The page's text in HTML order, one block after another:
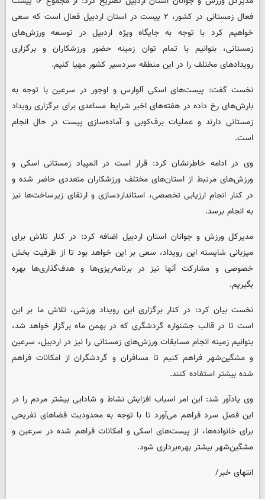
فعال زمستانی در کشور، ۲ پیست در استان اردبیل فعال است که سعی
خواهیم کرد با توجه به جایگاه ویژه اردبیل در توسعه ورزش‌های
زمستانی، بتوانیم با تمام توان زمینه حضور ورزشکاران و برگزاری
رویدادهای مختلف را در این منطقه سردسیر کشور مهیا کنیم.
نخست گفت: پیست‌های اسکی آلوارس و اوجور در سرعین با توجه به
بارش‌های رخ داده در هفته‌های اخیر شرایط مساعدی برای برگزاری رویداد
زمستانی دارند و عملیات برف‌کوبی و آماده‌سازی پیست در حال انجام
است.
وی در ادامه خاطرنشان کرد: قرار است در المپیاد زمستانی اسکی و
ورزش‌های مرتبط از استان‌های مختلف ورزشکاران متعددی حاضر شده و
در کنار انجام ارزیابی تخصصی، استانداردسازی و ارتقای زیرساخت‌ها نیز
به انجام برسد.
مدیرکل ورزش و جوانان استان اردبیل اضافه کرد: در کنار تلاش برای
میزبانی شایسته این رویداد، سعی بر این خواهد بود تا از ظرفیت بخش
خصوصی و مشارکت آنها نیز در برنامه‌ریزی‌ها و هدف‌گذاری‌ها بهره
بگیریم.
نخست بیان کرد: در کنار برگزاری این رویداد ورزشی، تلاش ما بر این
است تا در قالب جشنواره گردشگری که در بهمن ماه برگزار خواهد شد،
بتوانیم زمینه انجام مسابقات ورزش‌های زمستانی را نیز در اردبیل، سرعین
و مشگین‌شهر فراهم کنیم تا مسافران و گردشگران از امکانات فراهم
شده بیشتر استفاده کنند.
وی یادآور شد: این امر اسباب افزایش نشاط و شادابی بیشتر مردم را در
این فصل سرد فراهم می‌آورد تا با توجه به محدودیت فضاهای تفریحی
برای خانواده‌ها، از پیست‌های اسکی و امکانات فراهم شده در سرعین و
مشگین‌شهر بیشتر بهره‌برداری شود.
انتهای خبر/